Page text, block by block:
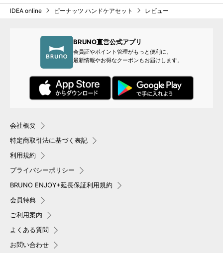
IDEA online ピーナッツ ハンドケアセット レビュー
BRUNO直営公式アプリ
会員証やポイント管理がもっと便利に。
最新情報やお得なクーポンもお届けします。
会社概要
特定商取引法に基づく表記
利用規約
プライバシーポリシー
BRUNO ENJOY+延長保証利用規約
会員特典
ご利用案内
よくある質問
お問い合わせ